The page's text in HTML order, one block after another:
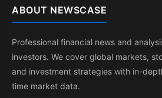
ABOUT NEWSCASE
Professional financial news and
investors. We cover global markets,
and investment strategies with in-
time market data.